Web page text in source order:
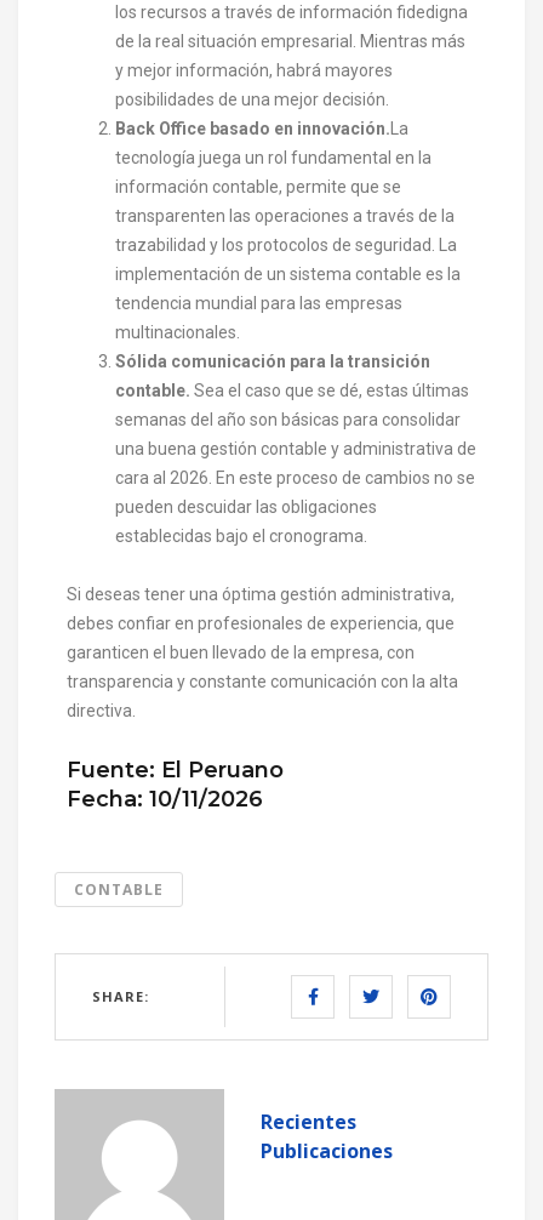
los recursos a través de información fidedigna
de la real situación empresarial. Mientras más
y mejor información, habrá mayores
posibilidades de una mejor decisión.
Back Office basado en innovación. La
tecnología juega un rol fundamental en la
información contable, permite que se
transparenten las operaciones a través de la
trazabilidad y los protocolos de seguridad. La
implementación de un sistema contable es la
tendencia mundial para las empresas
multinacionales.
Sólida comunicación para la transición
contable. Sea el caso que se dé, estas últimas
semanas del año son básicas para consolidar
una buena gestión contable y administrativa de
cara al 2026. En este proceso de cambios no se
pueden descuidar las obligaciones
establecidas bajo el cronograma.
Si deseas tener una óptima gestión administrativa,
debes confiar en profesionales de experiencia, que
garanticen el buen llevado de la empresa, con
transparencia y constante comunicación con la alta
directiva.
Fuente: El Peruano
Fecha: 10/11/2026
CONTABLE
SHARE:
Recientes
Publicaciones